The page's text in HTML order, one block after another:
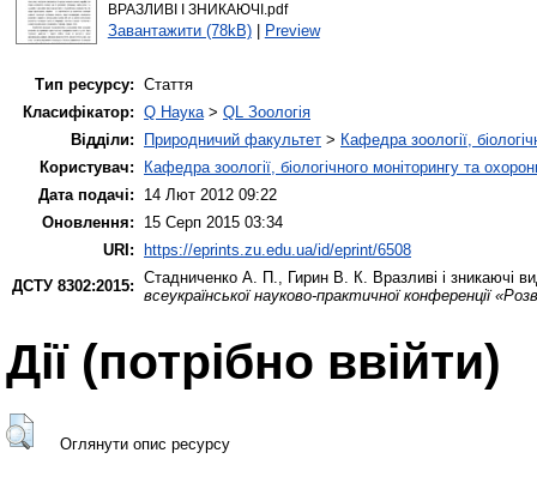
ВРАЗЛИВІ І ЗНИКАЮЧІ.pdf
Завантажити (78kB)| Preview
Тип ресурсу: Стаття
Класифікатор: Q Наука> QL Зоологія
Відділи:
Природничий факультет > Кафедра зоології,
Користувач:
Кафедра зоології, біологічного моніторингу та
Дата подачі:
14 Лют 2012 09:22
Оновлення:
15 Серп 2015 03:34
URI:
https://eprints.zu.edu.ua/id/eprint/6508
ДСТУ 8302:2015: Стадниченко А. П., Гирин В. К. Вразливі і зникаючі
всеукраїнської науково-практичної конференції
Дії ​​(потрібно ввійти)
Оглянути опис ресурсу